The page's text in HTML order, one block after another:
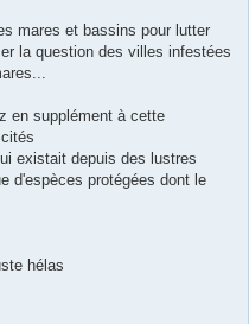
mares et bassins pour lutter
la question des villes infestées
en supplément à cette
existait depuis des lustres
d'espèces protégées dont le
hélas